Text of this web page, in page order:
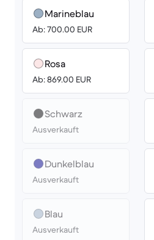
Marineblau
Ab: 700.00 EUR
Rosa
Ab: 869.00 EUR
Schwarz
Ausverkauft
Dunkelblau
Ausverkauft
Blau
Ausverkauft